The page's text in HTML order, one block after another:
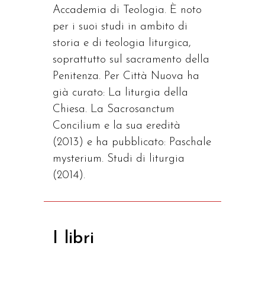
Accademia di Teologia. È noto
per i suoi studi in ambito di
storia e di teologia liturgica,
soprattutto sul sacramento della
Penitenza. Per Città Nuova ha
già curato: La liturgia della
Chiesa. La Sacrosanctum
Concilium e la sua eredità
(2013) e ha pubblicato: Paschale
mysterium. Studi di liturgia
(2014).
I libri